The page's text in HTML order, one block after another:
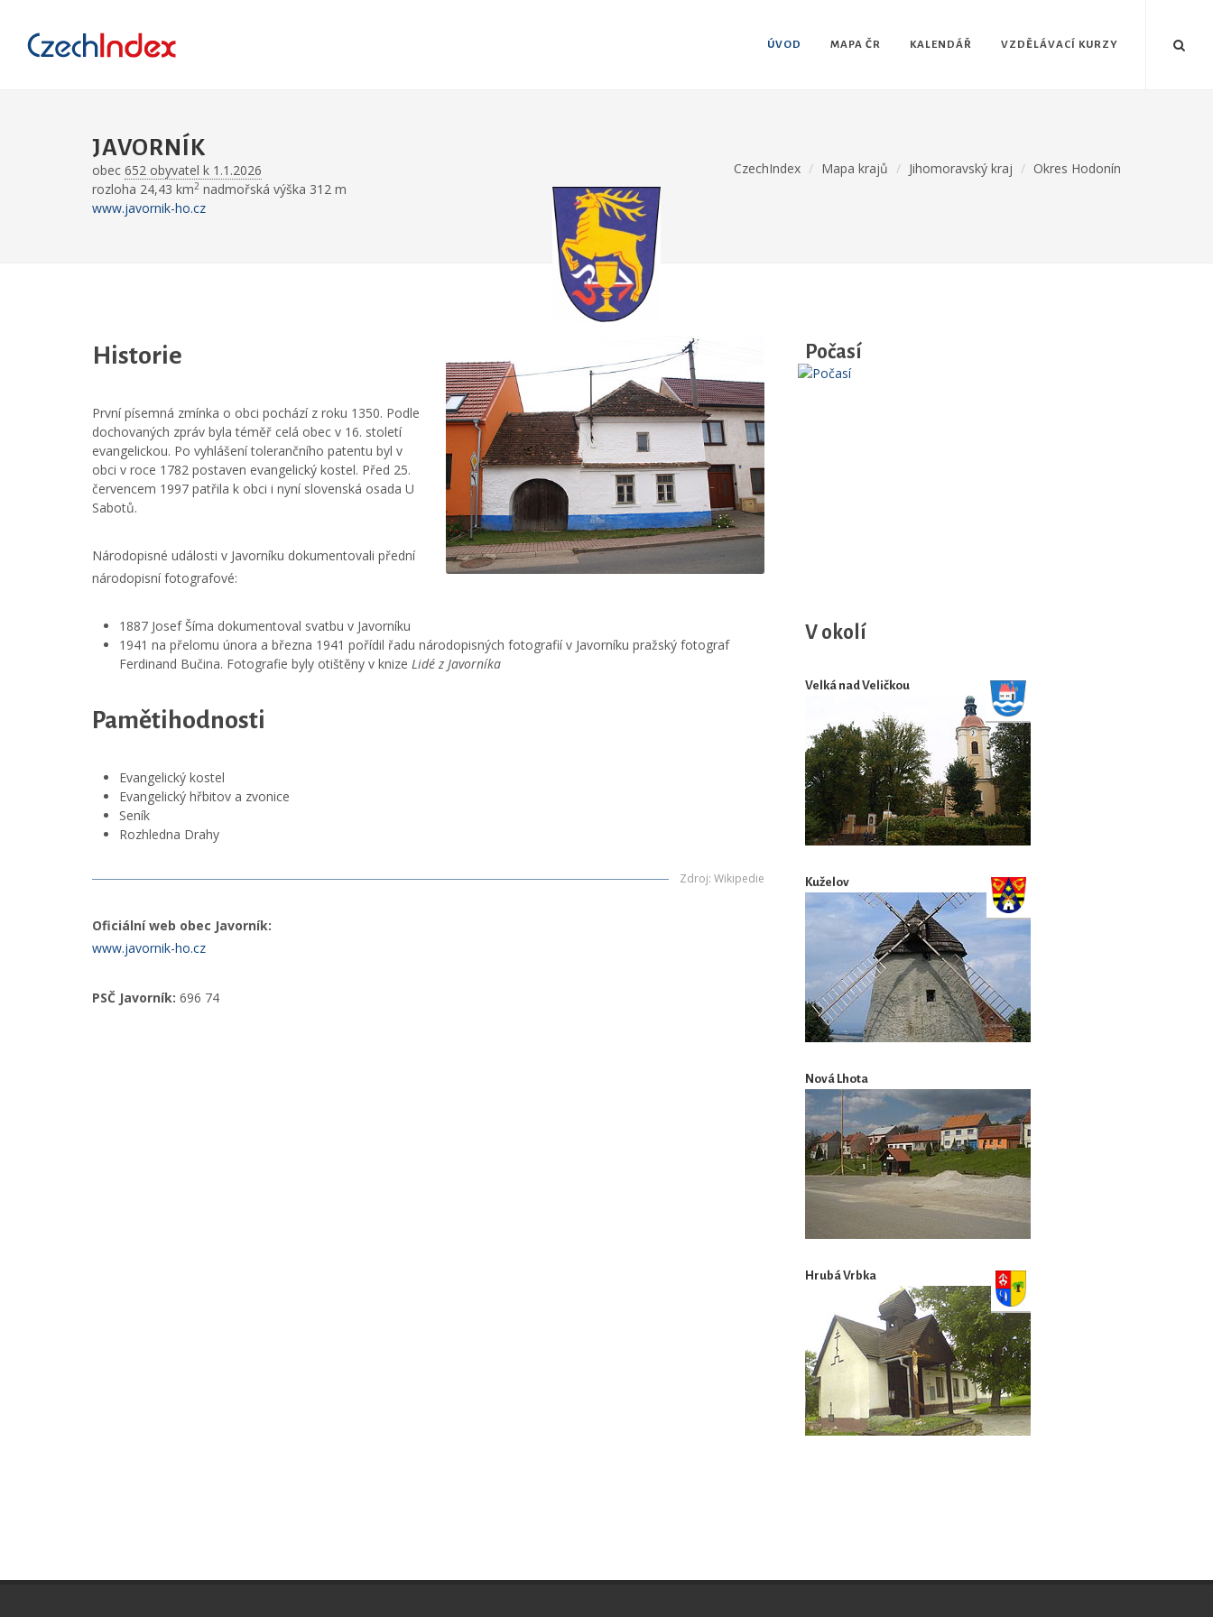
ÚVOD MAPA ČR KALENDÁŘ VZDĚLÁVACÍ KURZY
JAVORNÍK
obec 652 obyvatel k 1.1.2026
rozloha 24,43 km2 nadmořská výška 312 m
www.javornik-ho.cz
CzechIndex Mapa krajů Jihomoravský kraj Okres Hodonín
Historie
První písemná zmínka o obci pochází z roku 1350. Podle
dochovaných zpráv byla téměř celá obec v 16. století
evangelickou. Po vyhlášení tolerančního patentu byl v
obci v roce 1782 postaven evangelický kostel. Před 25.
červencem 1997 patřila k obci i nyní slovenská osada U
Sabotů.
Národopisné události v Javorníku dokumentovali přední
národopisní fotografové:
1887 Josef Šíma dokumentoval svatbu v Javorníku
1941 na přelomu února a března 1941 pořídil řadu národopisných fotografií v Javorníku pražský fotograf
Ferdinand Bučina. Fotografie byly otištěny v knize Lidé z Javorníka
Pamětihodnosti
Evangelický kostel
Evangelický hřbitov a zvonice
Seník
Rozhledna Drahy
Zdroj: Wikipedie
Oficiální web obec Javorník:
www.javornik-ho.cz
PSČ Javorník: 696 74
Počasí
V okolí
Velká nad Veličkou
Kuželov
Nová Lhota
Hrubá Vrbka